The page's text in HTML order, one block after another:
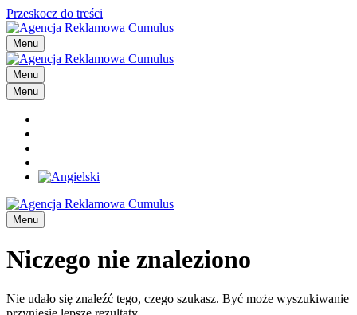
Przeskocz do treści
Menu
Menu
Menu
Menu
Niczego nie znaleziono
Nie udało się znaleźć tego, czego szukasz. Być może wyszukiwanie